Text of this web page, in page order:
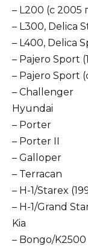
– L200 (с 2005
– L300, Delica
– L400, Delica
– Pajero Sport
– Pajero Sport
– Challenger
Hyundai
– Porter
– Porter II
– Galloper
– Terracan
– H-1/Starex
– H-1/Grand
Kia
– Bongo/K2500